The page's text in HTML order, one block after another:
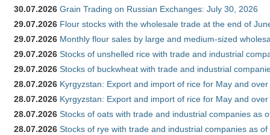
30.07.2026 Grain Trading on Russian Exchanges: July 30, 2026
29.07.2026 Flour stocks with the wholesale trade at the end of
29.07.2026 Monthly flour sales by large and medium-sized
29.07.2026 Stocks of unshelled rice with trade and industrial
29.07.2026 Stocks of buckwheat with trade and industrial
28.07.2026 Kyrgyzstan: Export and import of rice for May and
28.07.2026 Kyrgyzstan: Export and import of rice for May and
28.07.2026 Stocks of oats with trade and industrial companies as
28.07.2026 Stocks of rye with trade and industrial companies as